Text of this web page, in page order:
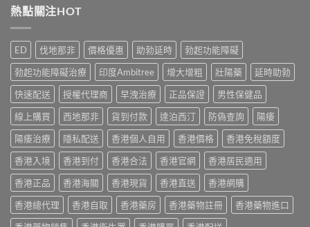
購
南〉
中
真
用
心
得
與
購
買
建
議〉
中
有
香
港
用
家
必
讀
用
法
用
量
完
整
教
學〉
中
片
副
用
安
全
嗎？
香
港
用
家
真
實
服
用
經
驗
與
安
熱點關注HOT
ED 伐地那非 價格優惠 助勃延時
勃起功能障礙
勃起功能障礙治療
印度Ambitree 增大增粗 壯陽藥
延時助勃
快速配送
授權代理商 早洩治療 正品保證
男性保健品
線上購買
西地那非 貨到付款 達泊西汀 防偽查詢
陽痿
陽痿治療
隱私配送 香港個人自用 香港價格
香港免稅額度
香港入境
香港到付 香港合法 香港官網
香港居民適用
香港正品
香港海關 香港現貨 香港直送
香港網購
香港總代理
香港自取 香港藥房 香港藥物註冊
香港藥物進口